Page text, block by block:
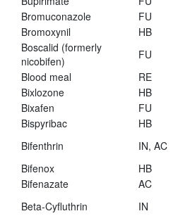
Bromuconazole
FU
Bromoxynil
HB
Boscalid (formerly
nicobifen)
FU
Blood meal
RE
Bixlozone
HB
Bixafen
FU
Bispyribac
HB
Bifenthrin
IN, AC
Bifenox
HB
Bifenazate
AC
Beta-Cyfluthrin
IN